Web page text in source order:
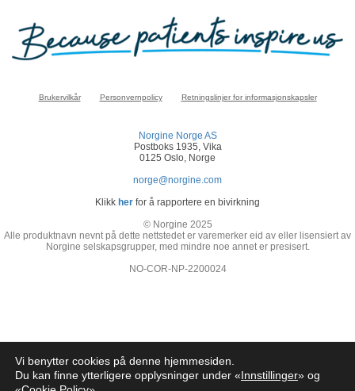
Brukervilkår Personvernpolicy Retningslinjer for informasjonskapsler
Norgine Norge AS
Postboks 1935, Vika
0125 Oslo, Norge
norge@norgine.com
Klikk her for å rapportere en bivirkning
© Norgine 2025
Alle produktnavn nevnt på dette nettstedet er varemerker eid av eller lisensiert av
Norgine selskapsgrupper, med mindre noe annet er presisert.
NO-COR-NP-2200024
Vi benytter cookies på denne hjemmesiden.
Du kan finne ytterligere opplysninger under «Innstillinger» og